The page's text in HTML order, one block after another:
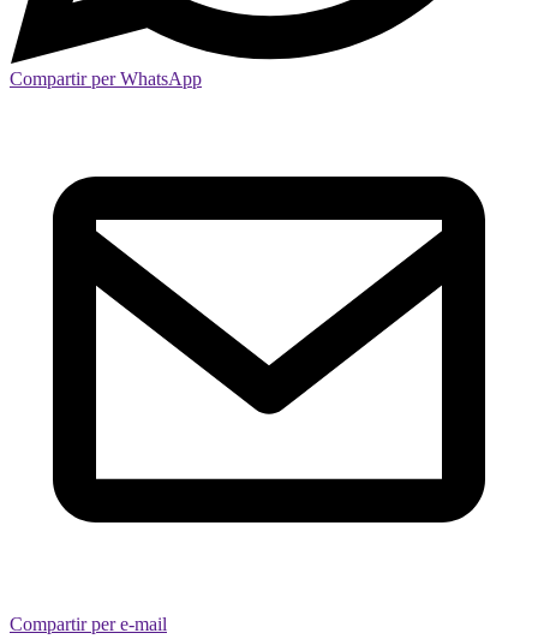
Compartir per WhatsApp
Compartir per e-mail